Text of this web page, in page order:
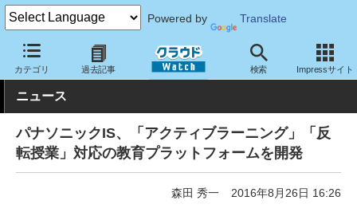
Powered by Translate
カテゴリ 過去記事 検索 Impressサイト
クラウド Watch サービス・ソフト サービス 教育・トレーニン
ニュース
パナソニックIS、「アクティブラーニング」「反
転授業」対応の教育プラットフォームを開発
森田 秀一 2016年8月26日 16:26